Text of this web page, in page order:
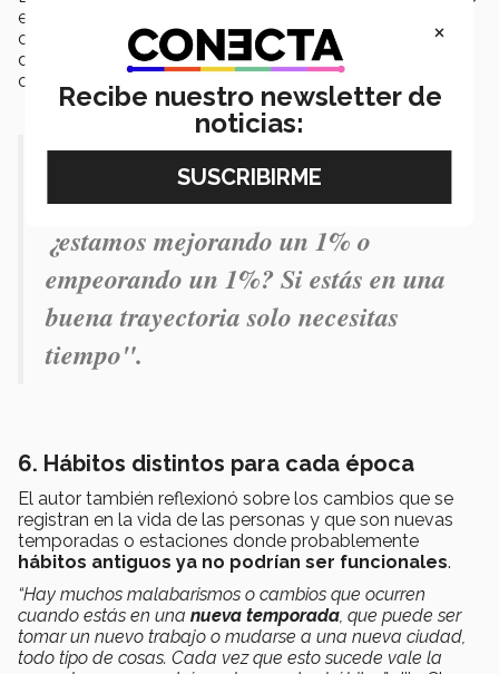
en diferentes
cada semana, fin de mes o incluso cada año,
dependiendo el tipo de análisis que se quiera llevar a
cabo.
"Cuando hablo de un 1% cada día es
un enfoque en la trayectoria;
¿estamos mejorando un 1% o
empeorando un 1%? Si estás en una
buena trayectoria solo necesitas
tiempo".
6. Hábitos distintos para cada época
El autor también reflexionó sobre los cambios que se
registran en la vida de las personas y que son nuevas
temporadas o estaciones donde probablemente
hábitos antiguos ya no podrían ser funcionales.
“Hay muchos malabarismos o cambios que ocurren
cuando estás en una nueva temporada, que puede ser
tomar un nuevo trabajo o mudarse a una nueva ciudad,
todo tipo de cosas. Cada vez que esto sucede vale la
×
Recibe nuestro newsletter de
noticias: